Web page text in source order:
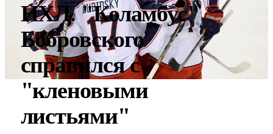
НХЛ. "Коламбус"
Бобровского
справился с
"кленовыми
листьями"